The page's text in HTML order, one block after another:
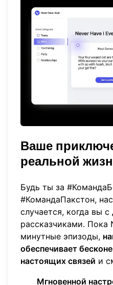
Ваше
реальной
Будь ты за
#КомандаПакстон,
случается, когда вы
рассказчиками. Пока
минутные эпизоды,
обеспечивает
настоящих связей и
Мгновенной